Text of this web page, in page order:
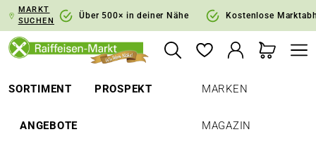
Zur Hauptnavigation springen
MARKT
SUCHEN
Über 500× in deiner Nähe Kostenlose
SORTIMENT PROSPEKT
ANGEBOTE
MARKEN
MAGAZIN